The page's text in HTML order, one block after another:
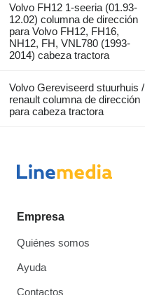
Volvo FH12 1-seeria (01.93-
12.02) columna de dirección
para Volvo FH12, FH16,
NH12, FH, VNL780 (1993-
2014) cabeza tractora
Volvo Gereviseerd stuurhuis /
renault columna de dirección
para cabeza tractora
Empresa
Quiénes somos
Ayuda
Contactos